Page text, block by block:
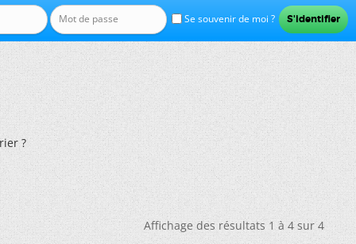
Se souvenir de moi ?
?
Affichage des résultats 1 à 4 sur 4